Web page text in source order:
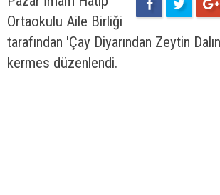
Ortaokulu Aile Birliği
tarafından 'Çay Diyarından Zeytin
kermes düzenlendi.